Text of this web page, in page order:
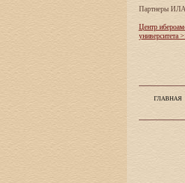
Партнеры
Центр
университета
ГЛАВНАЯ